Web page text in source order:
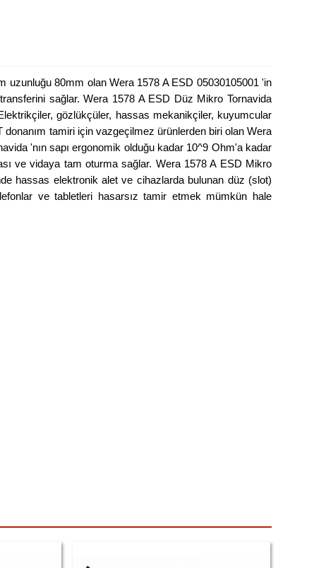
uzunluğu 80mm olan Wera 1578 A ESD 05030105001 'in
sağlar. Wera 1578 A ESD Düz Mikro Tornavida
gözlükçüler, hassas mekanikçiler, kuyumcular
tamiri için vazgeçilmez ürünlerden biri olan Wera
'nın sapı ergonomik olduğu kadar 10^9 Ohm'a kadar
ve vidaya tam oturma sağlar. Wera 1578 A ESD Mikro
hassas elektronik alet ve cihazlarda bulunan düz (slot)
ve tabletleri hasarsız tamir etmek mümkün hale